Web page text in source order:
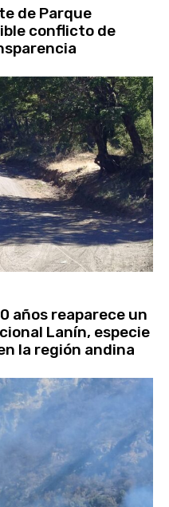
de Parque
conflicto de
años reaparece un
Lanín, especie
la región andina